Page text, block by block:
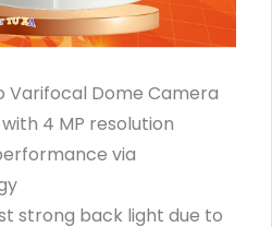
Varifocal Dome Camera
4 MP resolution
via
strong back light due to